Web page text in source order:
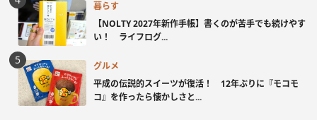
暮らす
【NOLTY 2027年新作手帳】書くのが苦手でも続けやす
い！ ライフログ...
グルメ
平成の伝説的スイーツが復活！ 12年ぶりに『モコモ
コ』を作ったら懐かしさと...